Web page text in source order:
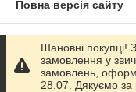
Повна версія сайту
Сайт створено на
Політика
Шановні
замовлення у
замовлень,
28.07. Дякуємо за